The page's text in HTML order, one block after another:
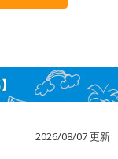
2026/08/07 更新